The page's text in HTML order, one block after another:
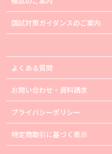
国試対策ガイダンスのご案内
よくある質問
お問い合わせ・資料請求
プライバシーポリシー
特定商取引に基づく表示